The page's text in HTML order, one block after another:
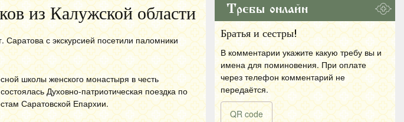
из Калужской области
с экскурсией посетили паломники
школы женского монастыря в честь
Духовно-патриотическая поездка по
Саратовской Епархии.
Требы онлайн
Братья и сестры!
В комментарии укажите какую требу вы и
имена для поминовения. При оплате
через телефон комментарий не
передаётся.
QR code